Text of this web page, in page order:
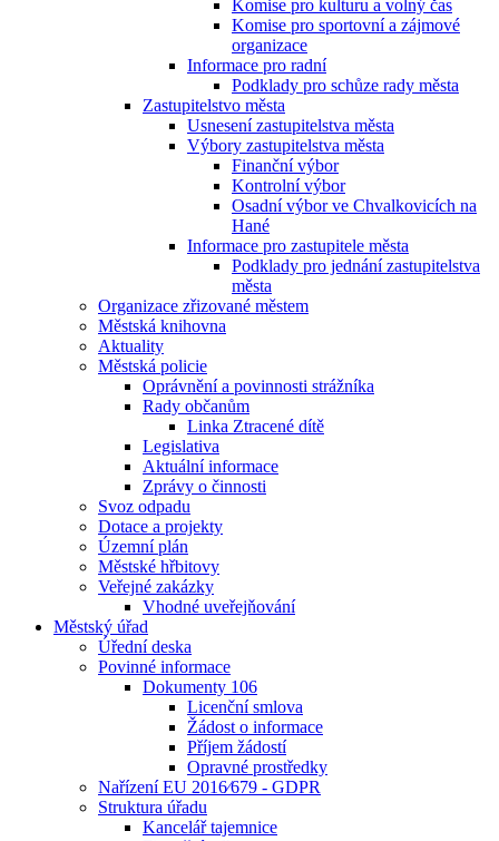
Komise pro kulturu a volný čas
Komise pro sportovní a zájmové
organizace
Informace pro radní
Podklady pro schůze rady města
Zastupitelstvo města
Usnesení zastupitelstva města
Výbory zastupitelstva města
Finanční výbor
Kontrolní výbor
Osadní výbor ve Chvalkovicích na
Hané
Informace pro zastupitele města
Podklady pro jednání zastupitelstva
města
Organizace zřizované městem
Městská knihovna
Aktuality
Městská policie
Oprávnění a povinnosti strážníka
Rady občanům
Linka Ztracené dítě
Legislativa
Aktuální informace
Zprávy o činnosti
Svoz odpadu
Dotace a projekty
Územní plán
Městské hřbitovy
Veřejné zakázky
Vhodné uveřejňování
Městský úřad
Úřední deska
Povinné informace
Dokumenty 106
Licenční smlova
Žádost o informace
Příjem žádostí
Opravné prostředky
Nařízení EU 2016⁄679 - GDPR
Struktura úřadu
Kancelář tajemnice